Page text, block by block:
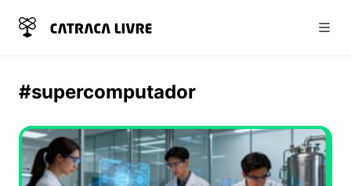
#supercomputador